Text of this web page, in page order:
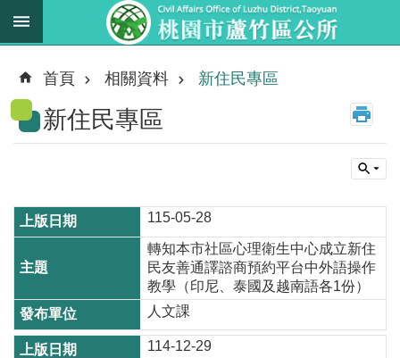
跳到主要內容區塊
新
消
息
掌
規
資
料
首頁 相關資料 新住民專區
新住民專區
115-05-28
轉知本市社區心理衛生中心成立新住
民友善通譯諮商預約平台中外語操作
教學（印尼、泰國及越南語各1份）
人文課
114-12-29